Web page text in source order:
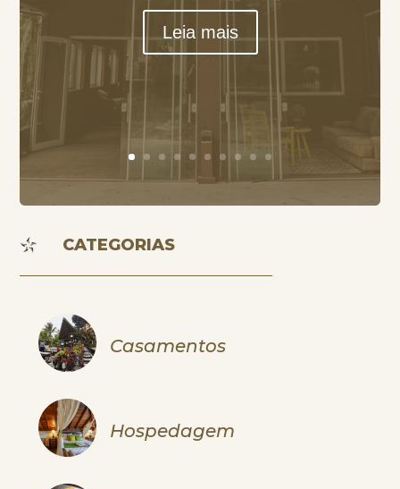
Leia mais
CATEGORIAS
Casamentos
Hospedagem